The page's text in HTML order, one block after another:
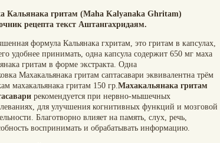
Кальянака гритам (Maha Kalyanaka Ghritam)
рецепта текст Аштангахридаям.
формула Кальянака гхритам, это гритам в капсулах,
удобнее принимать, одна капсула содержит 650 мг маха
гритам в форме экстракта. Одна
Махакальянака гритам саптасавари эквивалентна трём
махакальянака гритам 150 гр.Махакальянака гритам
рекомендуется при нервно-мышечных
для улучшения когнитивных функций и мозговой
Благотворно влияет на память, слух, речь,
воспринимать и обрабатывать информацию.